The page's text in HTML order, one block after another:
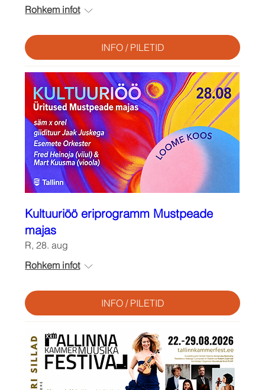
Rohkem infot
INFO / PILETID
Kultuuriöö eriprogramm Mustpeade
majas
R, 28. aug
Rohkem infot
INFO / PILETID